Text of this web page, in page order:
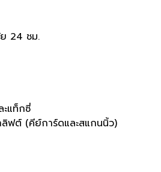
24 ชม.
ะแท็กซี่
ลิฟต์ (คีย์การ์ดและสแกนนิ้ว)